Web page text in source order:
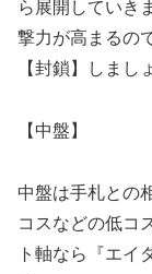
ら展開していき
撃力が高まるの
【封鎖】しまし
【 中盤】
中盤は手札との
コスなどの低コ
ト軸なら『エイ